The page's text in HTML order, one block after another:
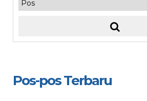
Pos-pos Terbaru